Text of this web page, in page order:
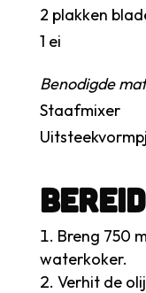
2 plakken
1 ei
Benodigde
Staafmixer
Breng 750
waterkoker.
Verhit de